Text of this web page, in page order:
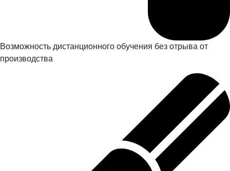
Возможность дистанционного обучения без отрыва от
производства